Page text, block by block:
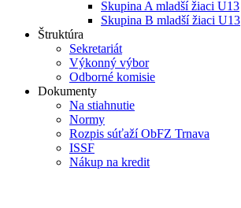
Skupina A mladší žiaci U13
Skupina B mladší žiaci U13
Štruktúra
Sekretariát
Výkonný výbor
Odborné komisie
Dokumenty
Na stiahnutie
Normy
Rozpis súťaží ObFZ Trnava
ISSF
Nákup na kredit